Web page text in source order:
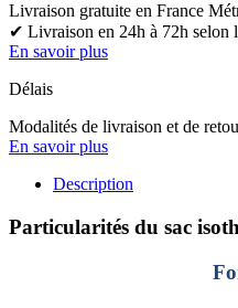
Livraison gratuite en France
✔ Livraison en 24h à 72h selon
En savoir plus
Délais
Modalités de livraison et de
En savoir plus
Description
Particularités du sac